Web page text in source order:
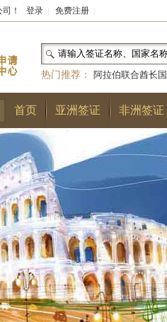
司！ 登录 免费注册
热门推荐：
阿拉伯联合酋长国
和国|布基纳法索|巴勒斯坦
林王国|安道尔公国|
首页 亚洲签证 非洲签证